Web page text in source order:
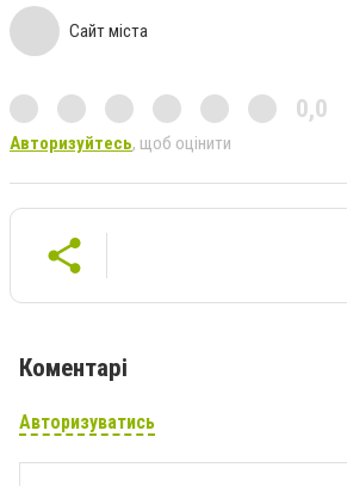
Сайт міста
0,0
Авторизуйтесь, щоб оцінити
Коментарі
Авторизуватись